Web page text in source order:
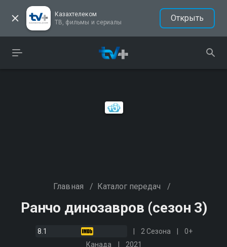
Казахтелеком
ТВ, фильмы и сериалы
Открыть
Главная / Каталог передач /
Ранчо динозавров (сезон 3)
8.1 2 Сезона
0+
Канада
2021